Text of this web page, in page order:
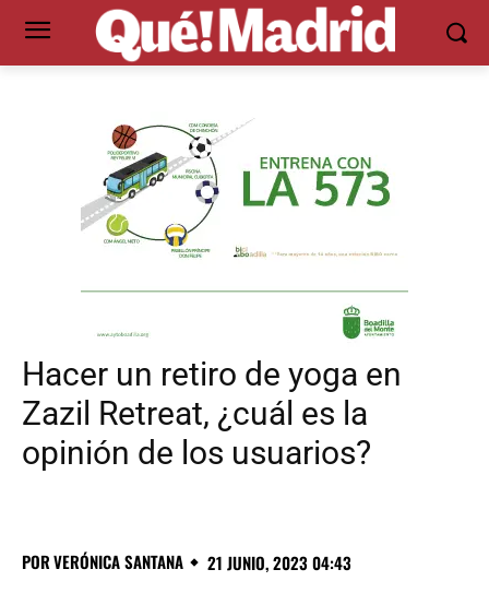
Hacer un retiro de yoga en
Zazil Retreat, ¿cuál es la
opinión de los usuarios?
PORVERÓNICA SANTANA 21 JUNIO, 2023 04:43